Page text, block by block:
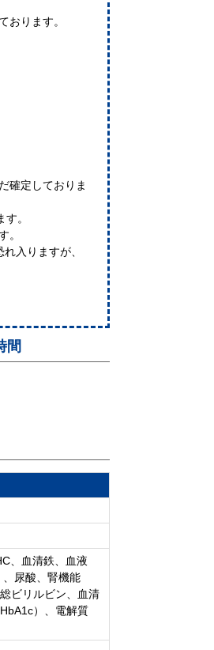
おります。
確定しておりま
す。
。
入りますが、
間
、血清鉄、血液
尿酸、腎機能
ビリルビン、血清
）、電解質